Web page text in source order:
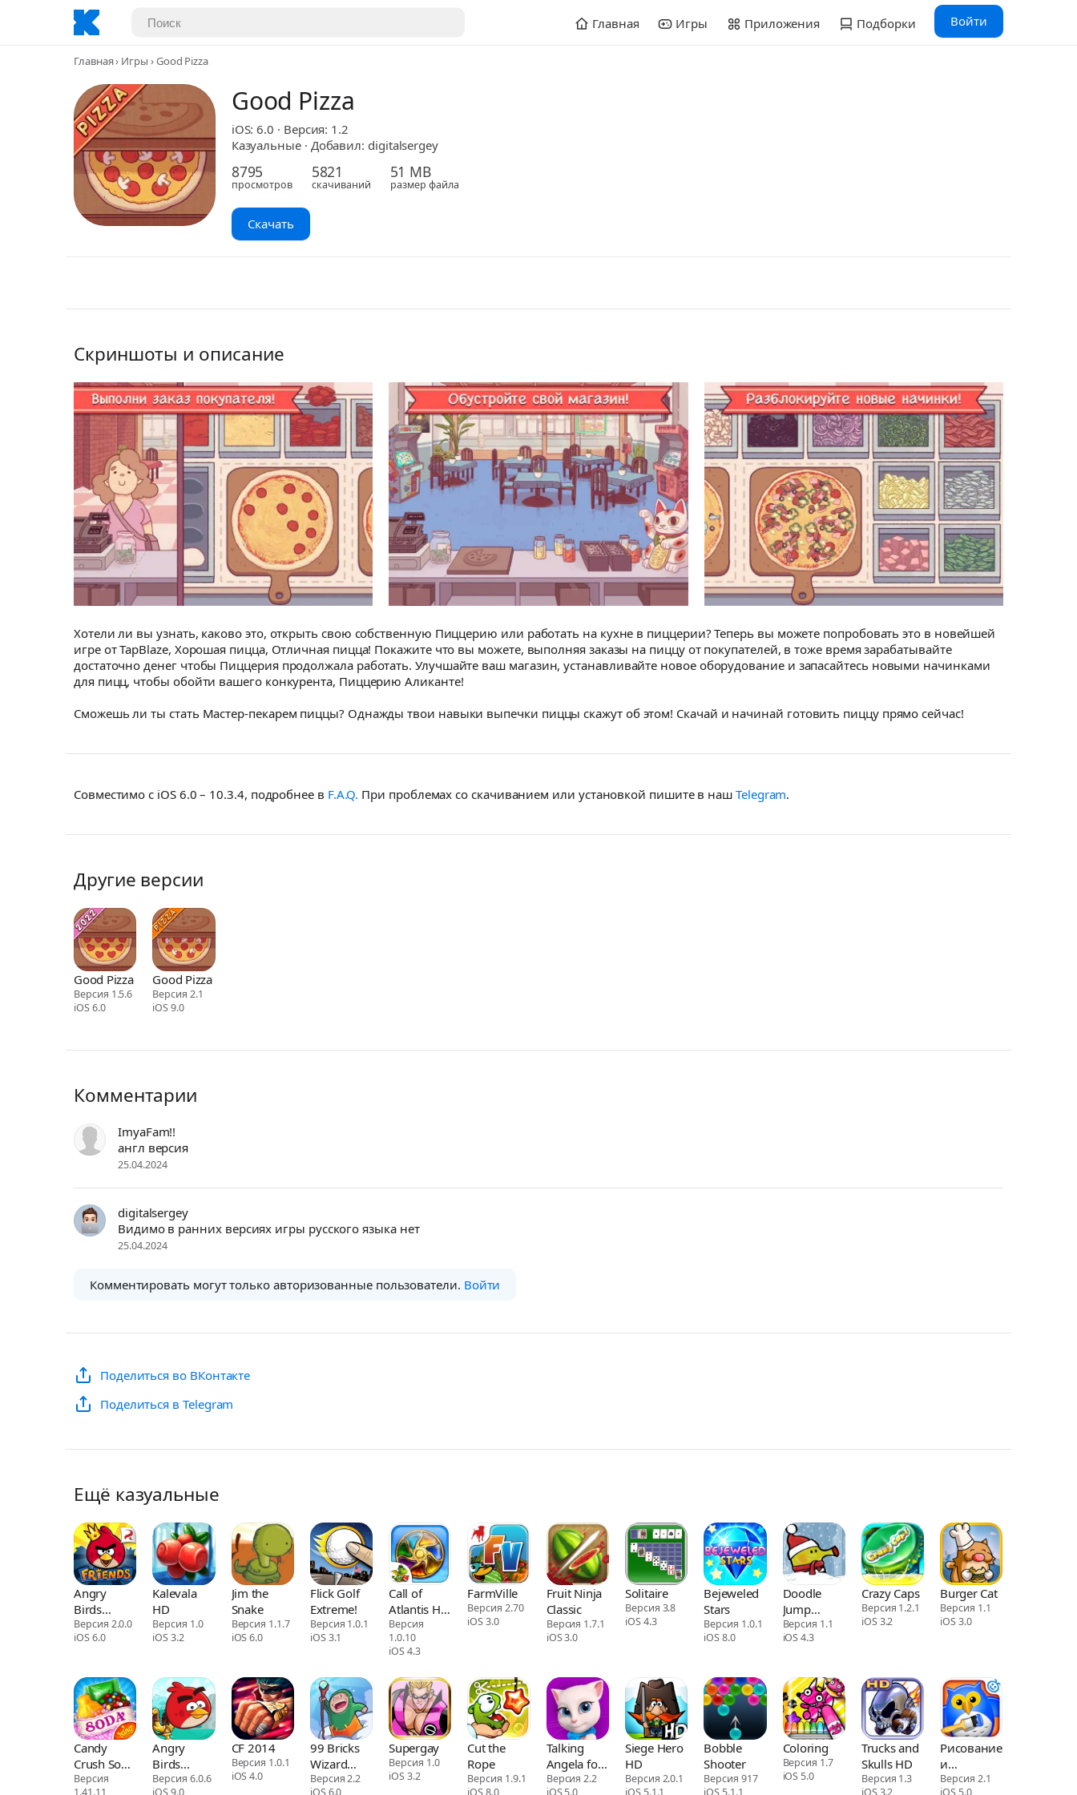
Главная Игры Приложения Подборки Войти
Главная Игры Good Pizza
Good Pizza
iOS: 6.0 · Версия: 1.2
Казуальные · Добавил: digitalsergey
8795
просмотров
5821
скачиваний
51 MB
размер файла
Скачать
Скриншоты и описание
Хотели ли вы узнать, каково это, открыть свою собственную Пиццерию или работать на кухне в пиццерии? Теперь вы можете попробовать это в новейшей
игре от TapBlaze, Хорошая пицца, Отличная пицца! Покажите что вы можете, выполняя заказы на пиццу от покупателей, в тоже время зарабатывайте
достаточно денег чтобы Пиццерия продолжала работать. Улучшайте ваш магазин, устанавливайте новое оборудование и запасайтесь новыми начинками
для пицц, чтобы обойти вашего конкурента, Пиццерию Аликанте!
Сможешь ли ты стать Мастер-пекарем пиццы? Однажды твои навыки выпечки пиццы скажут об этом! Скачай и начинай готовить пиццу прямо сейчас!
Совместимо с iOS 6.0 – 10.3.4, подробнее в F.A.Q. При проблемах со скачиванием или установкой пишите в нашTelegram.
Другие версии
Good Pizza
Версия 1.5.6
iOS 6.0
Good Pizza
Версия 2.1
iOS 9.0
Комментарии
ImyaFam!!
англ версия
25.04.2024
digitalsergey
Видимо в ранних версиях игры русского языка нет
25.04.2024
Комментировать могут только авторизованные пользователи. Войти
Поделиться во ВКонтакте
Поделиться в Telegram
Ещё казуальные
Angry
Birds
Friends
Версия 2.0.0
iOS 6.0
Kalevala
HD
Версия 1.0
iOS 3.2
Jim the
Snake
Версия 1.1.7
iOS 6.0
Flick Golf
Extreme!
Версия 1.0.1
iOS 3.1
Call of
Atlantis HD
(Premium)
Версия
1.0.10
iOS 4.3
FarmVille
Версия 2.70
iOS 3.0
Fruit Ninja
Classic
Версия 1.7.1
iOS 3.0
Solitaire
Версия 3.8
iOS 4.3
Bejeweled
Stars
Версия 1.0.1
iOS 8.0
Doodle
Jump
Christmas
Special
Версия 1.1
iOS 4.3
Crazy Caps
Версия 1.2.1
iOS 3.2
Burger Cat
Версия 1.1
iOS 3.0
Candy
Crush Soda
Saga
Версия
Angry
Birds
Friends
Версия 6.0.6
CF 2014
Версия 1.0.1
iOS 4.0
99 Bricks
Wizard
Academy
Версия 2.2
Supergay
Версия 1.0
iOS 3.2
Cut the
Rope
Версия 1.9.1
Talking
Angela for
iPad
Версия 2.2
Siege Hero
HD
Версия 2.0.1
Bobble
Shooter
Версия 917
Coloring
Версия 1.7
iOS 5.0
Trucks and
Skulls HD
Версия 1.3
Рисование
и
раскраска
Версия 2.1